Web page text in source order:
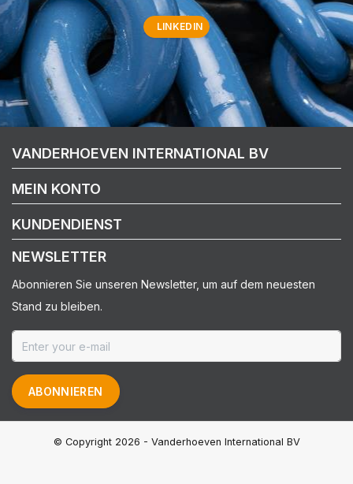
LINKEDIN
VANDERHOEVEN INTERNATIONAL BV
MEIN KONTO
KUNDENDIENST
NEWSLETTER
Abonnieren Sie unseren Newsletter, um auf dem neuesten
Stand zu bleiben.
ABONNIEREN
© Copyright 2026 - Vanderhoeven International BV